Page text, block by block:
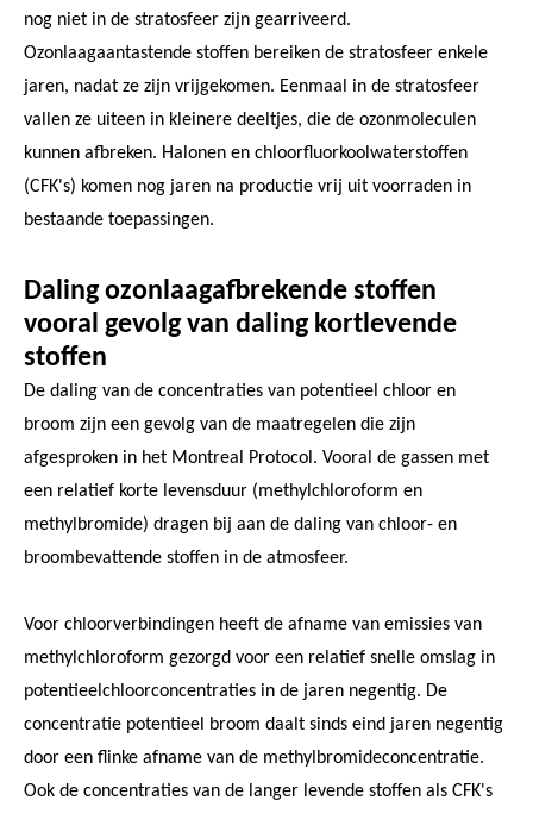
nog niet in de stratosfeer zijn gearriveerd.
Ozonlaagaantastende stoffen bereiken de stratosfeer enkele
jaren, nadat ze zijn vrijgekomen. Eenmaal in de stratosfeer
vallen ze uiteen in kleinere deeltjes, die de ozonmoleculen
kunnen afbreken. Halonen en chloorfluorkoolwaterstoffen
(CFK's) komen nog jaren na productie vrij uit voorraden in
bestaande toepassingen.
Daling ozonlaagafbrekende stoffen
vooral gevolg van daling kortlevende
stoffen
De daling van de concentraties van potentieel chloor en
broom zijn een gevolg van de maatregelen die zijn
afgesproken in het Montreal Protocol. Vooral de gassen met
een relatief korte levensduur (methylchloroform en
methylbromide) dragen bij aan de daling van chloor- en
broombevattende stoffen in de atmosfeer.
Voor chloorverbindingen heeft de afname van emissies van
methylchloroform gezorgd voor een relatief snelle omslag in
potentieelchloorconcentraties in de jaren negentig. De
concentratie potentieel broom daalt sinds eind jaren negentig
door een flinke afname van de methylbromideconcentratie.
Ook de concentraties van de langer levende stoffen als CFK's